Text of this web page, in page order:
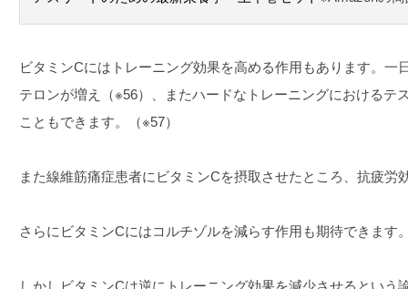
ビタミンCにはトレーニング効果を高める作用もあります。一
テロンが増え（※56）、またハードなトレーニングにおけるテ
こともできます。（※57）
また線維筋痛症患者にビタミンCを摂取させたところ、抗疲労
さらにビタミンCにはコルチゾルを減らす作用も期待できます